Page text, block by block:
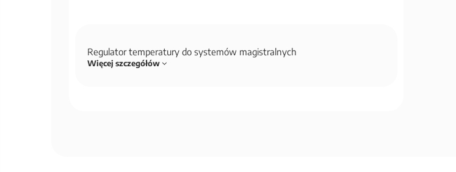
Regulator temperatury do systemów magistralnych
Więcej szczegółów